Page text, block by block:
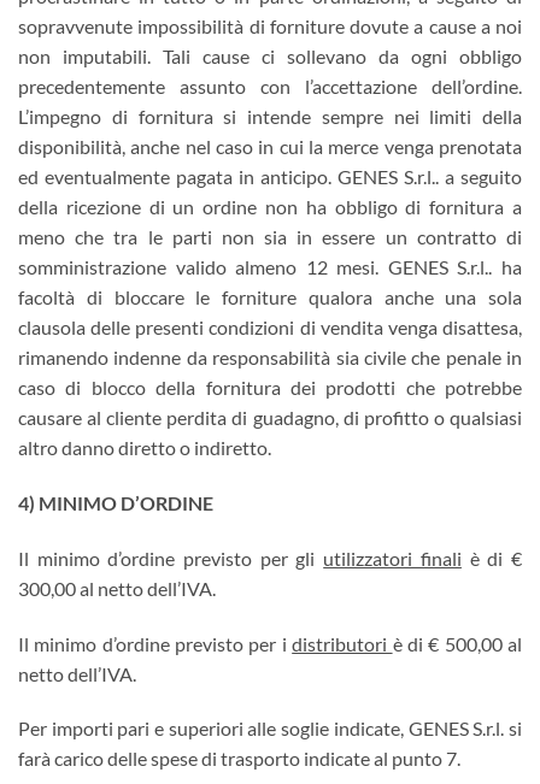
sopravvenute impossibilità di forniture dovute a cause a noi
non imputabili. Tali cause ci sollevano da ogni obbligo
precedentemente assunto con l’accettazione dell’ordine.
L’impegno di fornitura si intende sempre nei limiti della
disponibilità, anche nel caso in cui la merce venga prenotata
ed eventualmente pagata in anticipo. GENES S.r.l.. a seguito
della ricezione di un ordine non ha obbligo di fornitura a
meno che tra le parti non sia in essere un contratto di
somministrazione valido almeno 12 mesi. GENES S.r.l.. ha
facoltà di bloccare le forniture qualora anche una sola
clausola delle presenti condizioni di vendita venga disattesa,
rimanendo indenne da responsabilità sia civile che penale in
caso di blocco della fornitura dei prodotti che potrebbe
causare al cliente perdita di guadagno, di profitto o qualsiasi
altro danno diretto o indiretto.
4) MINIMO D’ORDINE
Il minimo d’ordine previsto per gli utilizzatori finali è di €
300,00 al netto dell’IVA.
Il minimo d’ordine previsto per idistributori è di € 500,00 al
netto dell’IVA.
Per importi pari e superiori alle soglie indicate, GENES S.r.l. si
farà carico delle spese di trasporto indicate al punto 7.